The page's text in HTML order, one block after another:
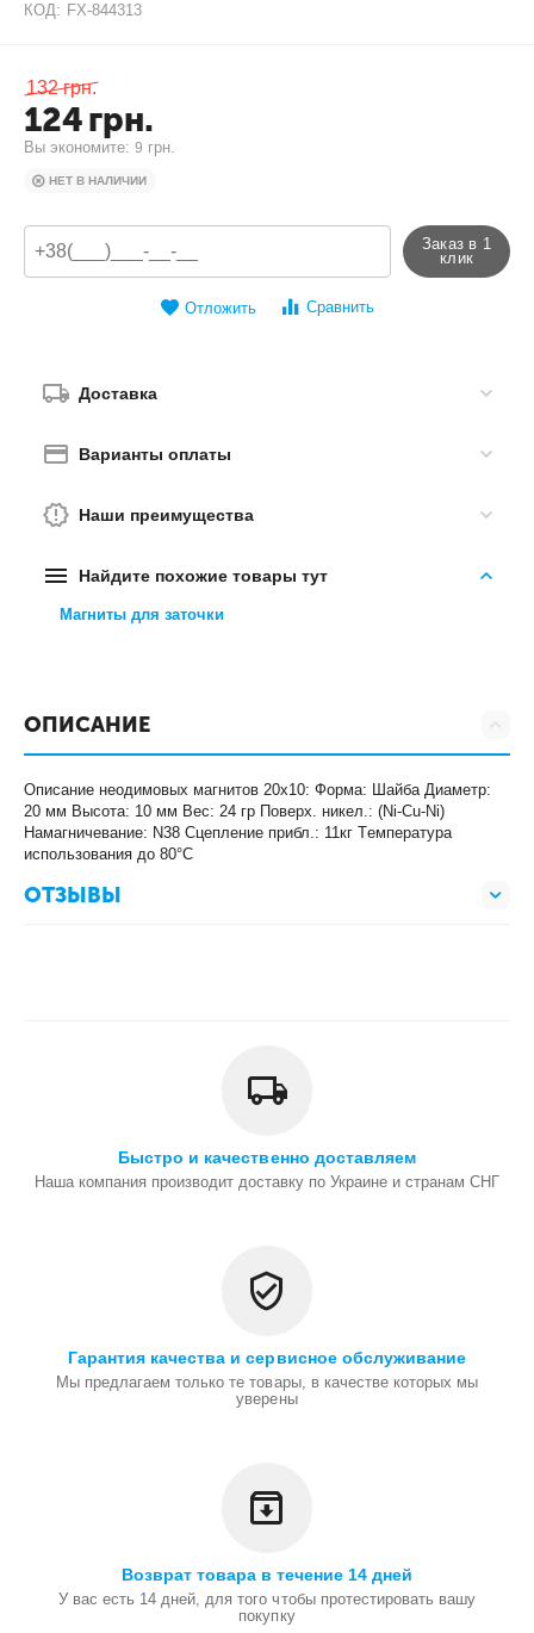
КОД: FX-844313
132 грн.
124грн.
Вы экономите: 9 грн.
НЕТ В НАЛИЧИИ
Заказ в 1
клик
Отложить Сравнить
Доставка
Варианты оплаты
Наши преимущества
Найдите похожие товары тут
Магниты для заточки
ОПИСАНИЕ
Описание неодимовых магнитов 20х10: Форма: Шайба Диаметр:
20 мм Высота: 10 мм Вес: 24 гр Поверх. никел.: (Ni-Cu-Ni)
Намагничевание: N38 Сцепление прибл.: 11кг Tемпература
использования до 80°C
ОТЗЫВЫ
Быстро и качественно доставляем
Наша компания производит доставку по Украине и странам СНГ
Гарантия качества и сервисное обслуживание
Мы предлагаем только те товары, в качестве которых мы
уверены
Возврат товара в течение 14 дней
У вас есть 14 дней, для того чтобы протестировать вашу
покупку